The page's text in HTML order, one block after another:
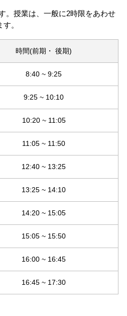
の募集案内
補償（学研災）
ザイン科学部）
対象）
ついて
申込・就職情報）
て
告掲載について
。授業は、一般に2時限をあわせ
。
時間(前期・ 後期)
8:40 ~ 9:25
9:25 ~ 10:10
10:20 ~ 11:05
11:05 ~ 11:50
12:40 ~ 13:25
13:25 ~ 14:10
14:20 ~ 15:05
15:05 ~ 15:50
16:00 ~ 16:45
16:45 ~ 17:30